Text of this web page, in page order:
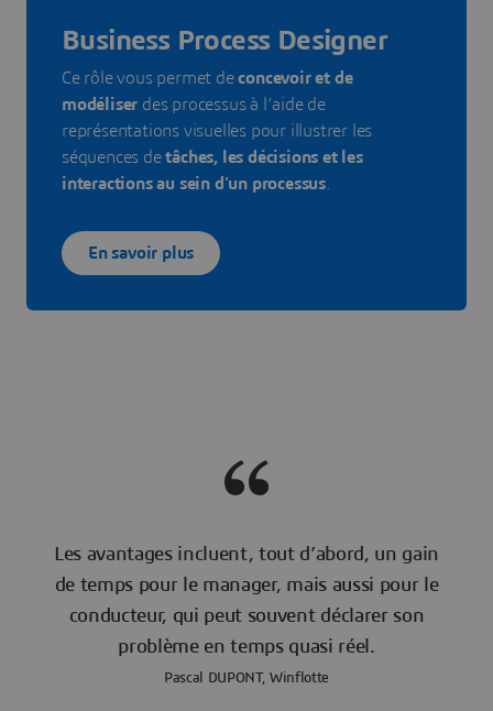
Business Process Designer
Ce rôle vous permet deconcevoir et de
modéliser des processus à l’aide de
représentations visuelles pour illustrer les
séquences detâches, les décisions et les
interactions au sein d’un processus
En savoir plus
Les avantages incluent, tout d’abord, un gain
de temps pour le manager, mais aussi pour le
conducteur, qui peut souvent déclarer son
problème en temps quasi réel.
Pascal DUPONT, Winflotte